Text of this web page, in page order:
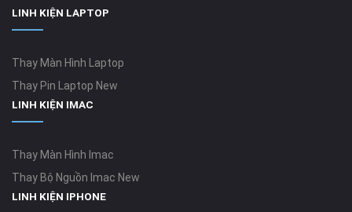
LINH KIỆN LAPTOP
Thay Màn Hình Laptop
Thay Pin Laptop New
LINH KIỆN IMAC
Thay Màn Hình Imac
Thay Bộ Nguồn Imac New
LINH KIỆN IPHONE